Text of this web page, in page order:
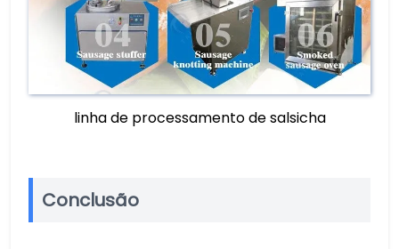
linha de processamento de salsicha
Conclusão